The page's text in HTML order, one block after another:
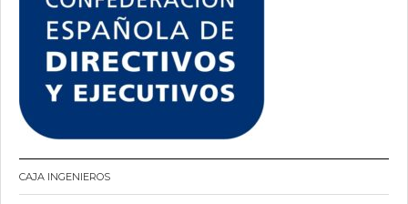
CAJA INGENIEROS